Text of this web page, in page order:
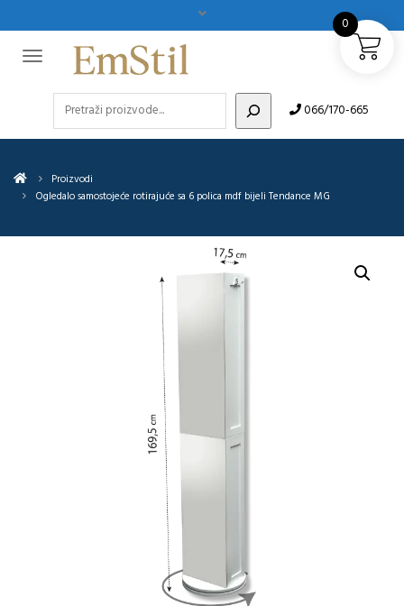
066/170-665
Proizvodi
Ogledalo samostojeće rotirajuće sa 6 polica mdf bijeli Tendance MG
0